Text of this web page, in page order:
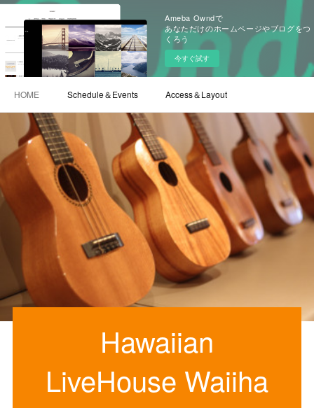
Ameba Owndで
あなただけのホームページやブログをつ
くろう
今すぐ試す
HOME Schedule＆Events Access＆Layout
Hawaiian
LiveHouse Waiiha